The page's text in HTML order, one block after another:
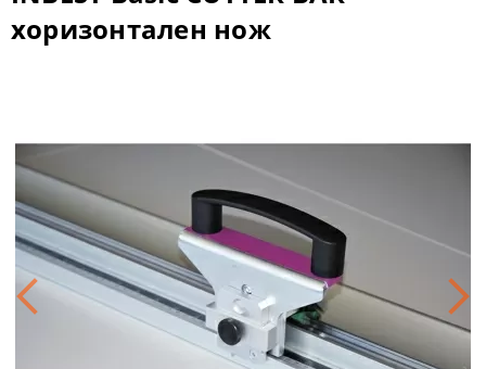
хоризонтален нож